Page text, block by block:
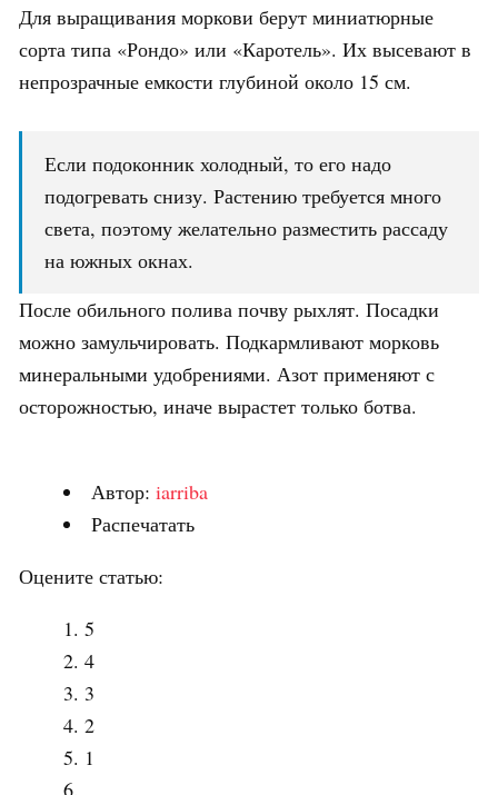
Для выращивания моркови берут миниатюрные
сорта типа «Рондо» или «Каротель». Их высевают в
непрозрачные емкости глубиной около 15 см.
Если подоконник холодный, то его надо
подогревать снизу. Растению требуется много
света, поэтому желательно разместить рассаду
на южных окнах.
После обильного полива почву рыхлят. Посадки
можно замульчировать. Подкармливают морковь
минеральными удобрениями. Азот применяют с
осторожностью, иначе вырастет только ботва.
Автор: iarriba
Распечатать
Оцените статью:
5
4
3
2
1